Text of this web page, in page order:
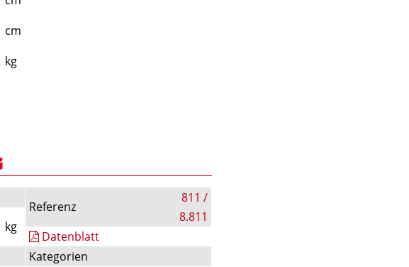
cm
kg
kg
Referenz
811 /
8.811
Datenblatt
Kategorien